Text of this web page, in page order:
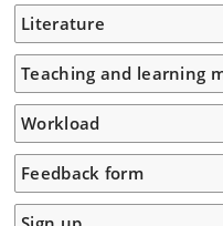
Literature
Teaching and learning
Workload
Feedback form